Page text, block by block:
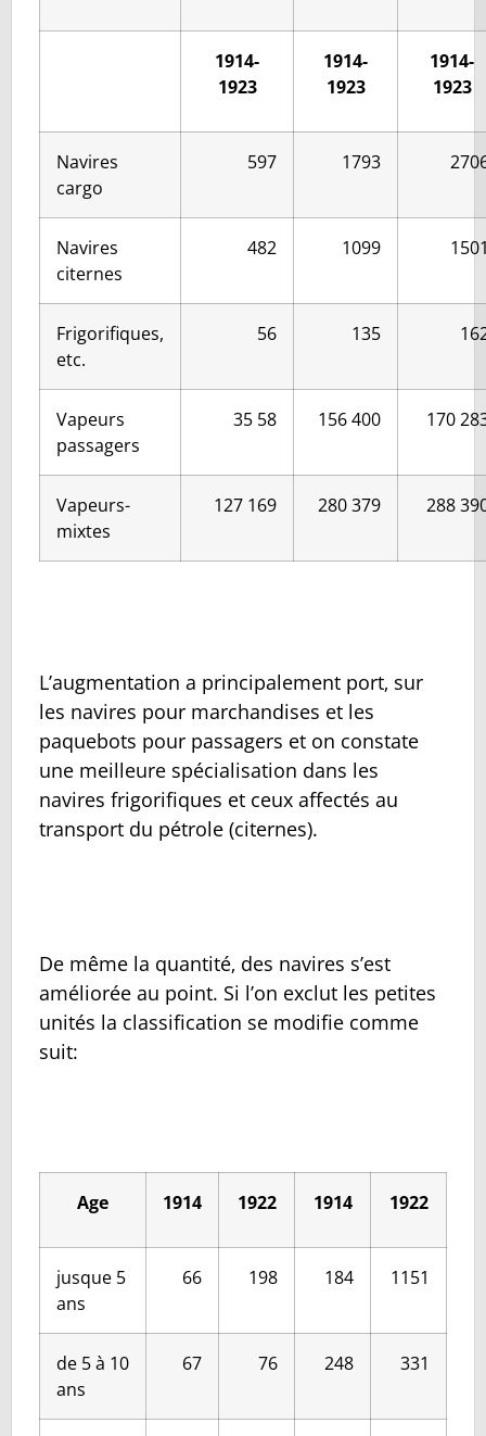
1914-
1923
1914-
1923
1914-
1923
Navires
cargo
597 1793
Navires
citernes
482 1099
Frigorifiques,
etc.
56 135
Vapeurs
passagers
35 58 156 400 170
Vapeurs-
mixtes
127 169 280 379 288
L’augmentation a principalement port‚ sur
les navires pour marchandises et les
paquebots pour passagers et on constate
une meilleure spécialisation dans les
navires frigorifiques et ceux affectés au
transport du pétrole (citernes).
De même la quantité‚ des navires s’est
améliorée au point. Si l’on exclut les petites
unités la classification se modifie comme
suit:
Age 1914 1922 1914 1922
jusque 5
ans
66 198 184 1151
de 5 à 10
ans
67 76 248 331